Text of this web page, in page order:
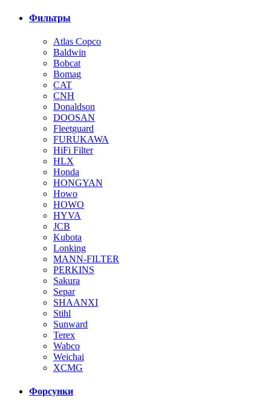
Фильтры
Atlas Copco
Baldwin
Bobcat
Bomag
CAT
CNH
Donaldson
DOOSAN
Fleetguard
FURUKAWA
HiFi Filter
HLX
Honda
HONGYAN
Howo
HOWO
HYVA
JCB
Kubota
Lonking
MANN-FILTER
PERKINS
Sakura
Separ
SHAANXI
Stihl
Sunward
Terex
Wabco
Weichai
XCMG
Форсунки